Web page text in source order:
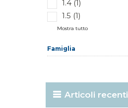
1.4 (1)
1.5 (1)
Mostra tutto
Famiglia
Articoli recenti